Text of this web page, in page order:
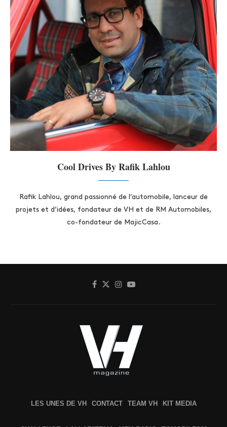
Cool Drives By Rafik Lahlou
Rafik Lahlou, grand passionné de l’automobile, lanceur de
projets et d’idées, fondateur de VH et de RM Automobiles,
co-fondateur de MajicCasa.
LES UNES DE VH CONTACT TEAM VH KIT MEDIA